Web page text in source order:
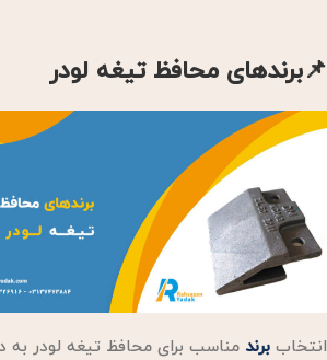
📌برندهای محافظ تیغه لودر
انتخاب برند مناسب برای محافظ تیغه لودر به